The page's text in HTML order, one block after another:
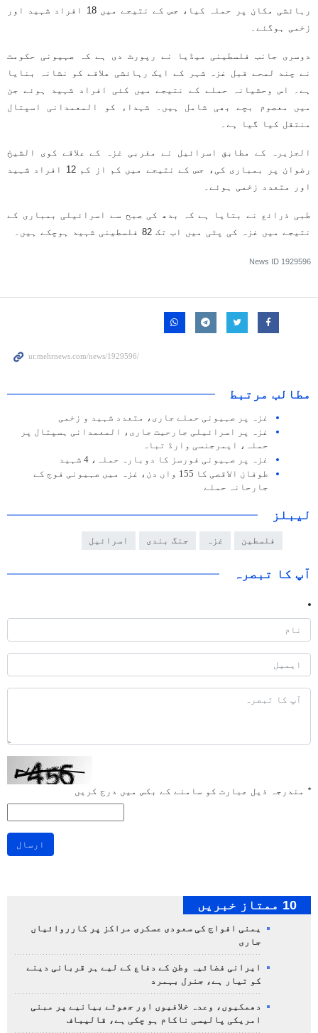
رہائشی مکان پر حملہ کیا، جس کے نتیجے میں 18 افراد شہید اور
زخمی ہوگئے۔
دوسری جانب فلسطینی میڈیا نے رپورٹ دی ہے کہ صہیونی حکومت
نے چند لمحے قبل غزہ شہر کے ایک رہائشی علاقے کو نشانہ بنایا
ہے۔ اس وحشیانہ حملے کے نتیجے میں کئی افراد شہید ہوئے جن
میں معصوم بچے بھی شامل ہیں۔ شہداء کو المعمدانی اسپتال
منتقل کیا گیا ہے۔
الجزیرہ کے مطابق اسرائیل نے مغربی غزہ کے علاقے کوی الشیخ
رضوان پر بمباری کی، جس کے نتیجے میں کم از کم 12 افراد شہید
اور متعدد زخمی ہوئے۔
طبی ذرائع نے بتایا ہے کہ بدھ کی صبح سے اسرائیلی بمباری کے
نتیجے میں غزہ کی پٹی میں اب تک 82 فلسطینی شہید ہوچکے ہیں۔
News ID 1929596
مطالب مرتبط
غزہ پر صہیونی حملے جاری، متعدد شہید و زخمی
غزہ پر اسرائیلی جارحیت جاری، المعمدانی ہسپتال پر
حملہ، ایمرجنسی وارڈ تباہ
غزہ پر صہیونی فورسز کا دوبارہ حملہ، 4 شہید
طوفان الاقصی کا 155 واں دن، غزہ میں صہیونی فوج کے
جارحانہ حملے
لیبلز
فلسطین غزہ جنگ بندی اسرائیل
آپ کا تبصرہ
* مندرجہ ذیل عبارت کو سامنے کے بکس میں درج کریں
ارسال
10 ممتاز خبریں
یمنی افواج کی سعودی عسکری مراکز پر کارروائیاں
جاری
ایرانی فضائیہ وطن کے دفاع کے لیے ہر قربانی دینے
کو تیار ہے، جنرل بہمرد
دھمکیوں، وعدہ خلافیوں اور جھوٹے بیانیے پر مبنی
امریکی پالیسی ناکام ہو چکی ہے، قالیباف